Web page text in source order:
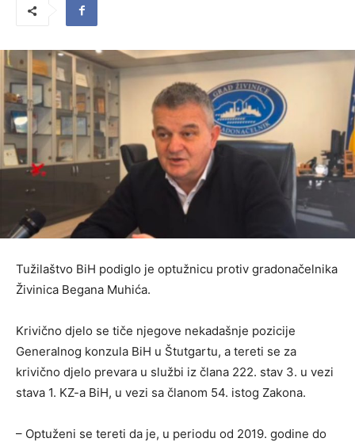
Tužilaštvo BiH podiglo je optužnicu protiv gradonačelnika
Živinica Begana Muhića.
Krivično djelo se tiče njegove nekadašnje pozicije
Generalnog konzula BiH u Štutgartu, a tereti se za
krivično djelo prevara u službi iz člana 222. stav 3. u vezi
stava 1. KZ-a BiH, u vezi sa članom 54. istog Zakona.
– Optuženi se tereti da je, u periodu od 2019. godine do